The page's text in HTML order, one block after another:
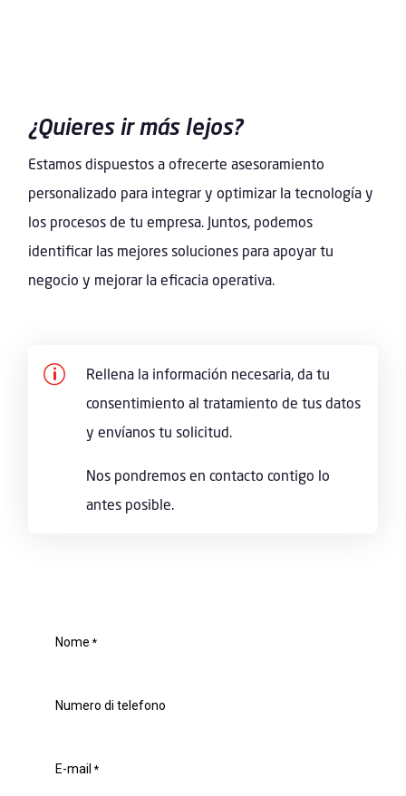
¿Quieres ir más lejos?
Estamos dispuestos a ofrecerte asesoramiento
personalizado para integrar y optimizar la tecnología y
los procesos de tu empresa. Juntos, podemos
identificar las mejores soluciones para apoyar tu
negocio y mejorar la eficacia operativa.
p
Rellena la información necesaria, da tu
consentimiento al tratamiento de tus datos
y envíanos tu solicitud.
Nos pondremos en contacto contigo lo
antes posible.